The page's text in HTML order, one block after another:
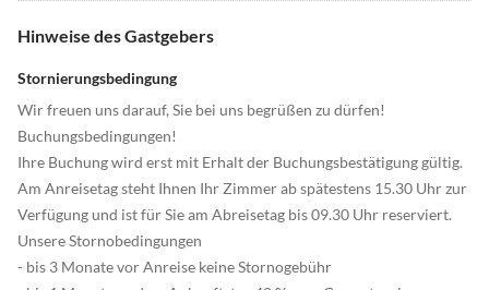
Hinweise des Gastgebers
Stornierungsbedingung
Wir freuen uns darauf, Sie bei uns begrüßen zu dürfen!
Buchungsbedingungen!
Ihre Buchung wird erst mit Erhalt der Buchungsbestätigung gültig.
Am Anreisetag steht Ihnen Ihr Zimmer ab spätestens 15.30 Uhr zur
Verfügung und ist für Sie am Abreisetag bis 09.30 Uhr reserviert.
Unsere Stornobedingungen
- bis 3 Monate vor Anreise keine Stornogebühr